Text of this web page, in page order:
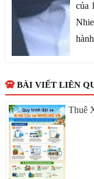
của
BÀI VIẾT LIÊN
Thuê